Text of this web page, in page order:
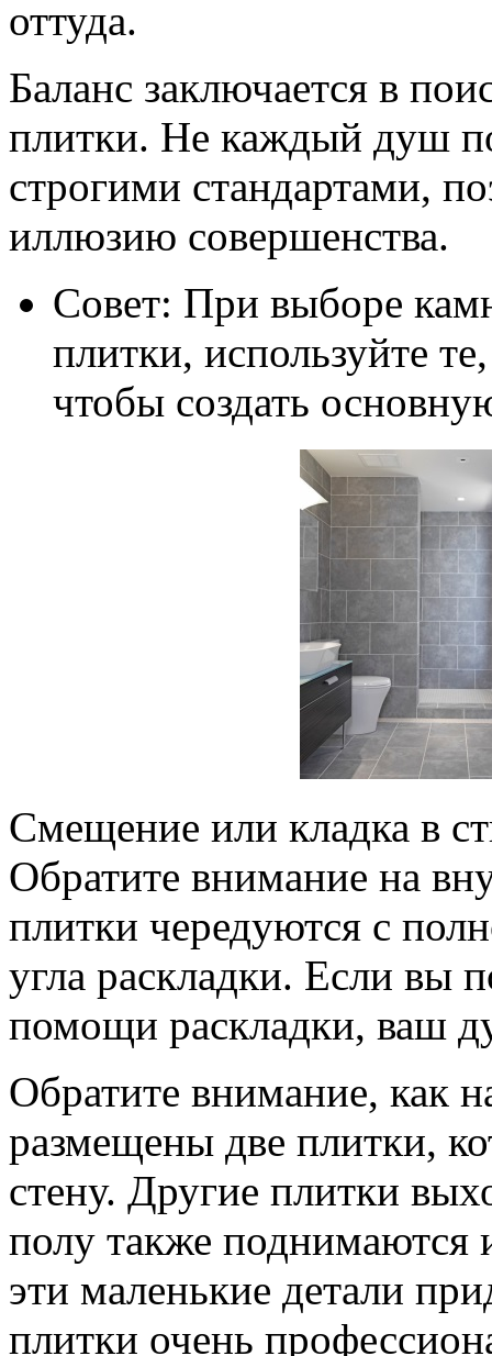
оттуда.
Баланс заключается в
плитки. Не каждый душ
строгими стандартами,
иллюзию совершенства.
Совет: При выборе
плитки, используйте
чтобы создать
Смещение или кладка в
Обратите внимание на
плитки чередуются с
угла раскладки. Если вы
помощи раскладки, ваш
Обратите внимание, как
размещены две плитки,
стену. Другие плитки
полу также поднимаются
эти маленькие детали
плитки очень